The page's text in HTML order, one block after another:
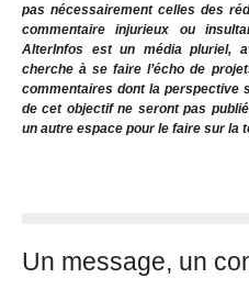
pas nécessairement celles des
commentaire injurieux ou
AlterInfos est un média pluriel,
cherche à se faire l’écho de
commentaires dont la perspective
de cet objectif ne seront pas
un autre espace pour le faire sur la
Un message, un